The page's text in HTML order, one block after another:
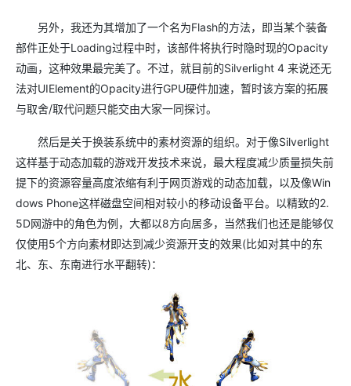
另外，我还为其增加了一个名为Flash的方法，即当某个装备
部件正处于Loading过程中时，该部件将执行时隐时现的Opacity
动画，这种效果最完美了。不过，就目前的Silverlight 4 来说还无
法对UIElement的Opacity进行GPU硬件加速，暂时该方案的拓展
与取舍/取代问题只能交由大家一同探讨。
然后是关于换装系统中的素材资源的组织。对于像Silverlight
这样基于动态加载的游戏开发技术来说，最大程度减少质量损失前
提下的资源容量高度浓缩有利于网页游戏的动态加载，以及像Win
dows Phone这样磁盘空间相对较小的移动设备平台。以精致的2.
5D网游中的角色为例，大都以8方向居多，当然我们也还是能够仅
仅使用5个方向素材即达到减少资源开支的效果(比如对其中的东
北、东、东南进行水平翻转)：